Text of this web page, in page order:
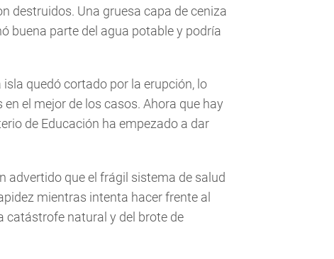
destruidos. Una gruesa capa de ceniza
buena parte del agua potable y podría
quedó cortado por la erupción, lo
el mejor de los casos. Ahora que hay
de Educación ha empezado a dar
advertido que el frágil sistema de salud
mientras intenta hacer frente al
catástrofe natural y del brote de